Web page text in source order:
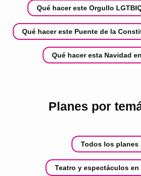
Qué hacer este Orgullo
Qué hacer este Puente de la
Qué hacer esta Navidad
Planes por
Todos los planes
Teatro y espectáculos en